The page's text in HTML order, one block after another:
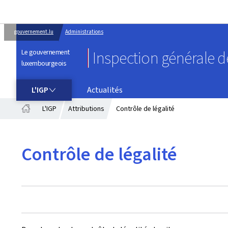
gouvernement.lu Administrations
Le gouvernement
luxembourgeois
Inspection générale
L'IGP
Actualités
L'IGP Attributions Contrôle de légalité
Contrôle de légalité